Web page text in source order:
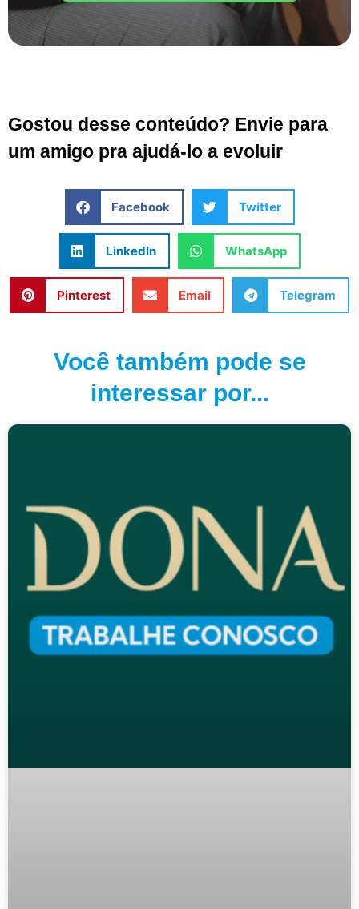
Gostou desse conteúdo? Envie para
um amigo pra ajudá-lo a evoluir
Facebook Twitter
LinkedIn WhatsApp
Pinterest Email Telegram
Você também pode se
interessar por...